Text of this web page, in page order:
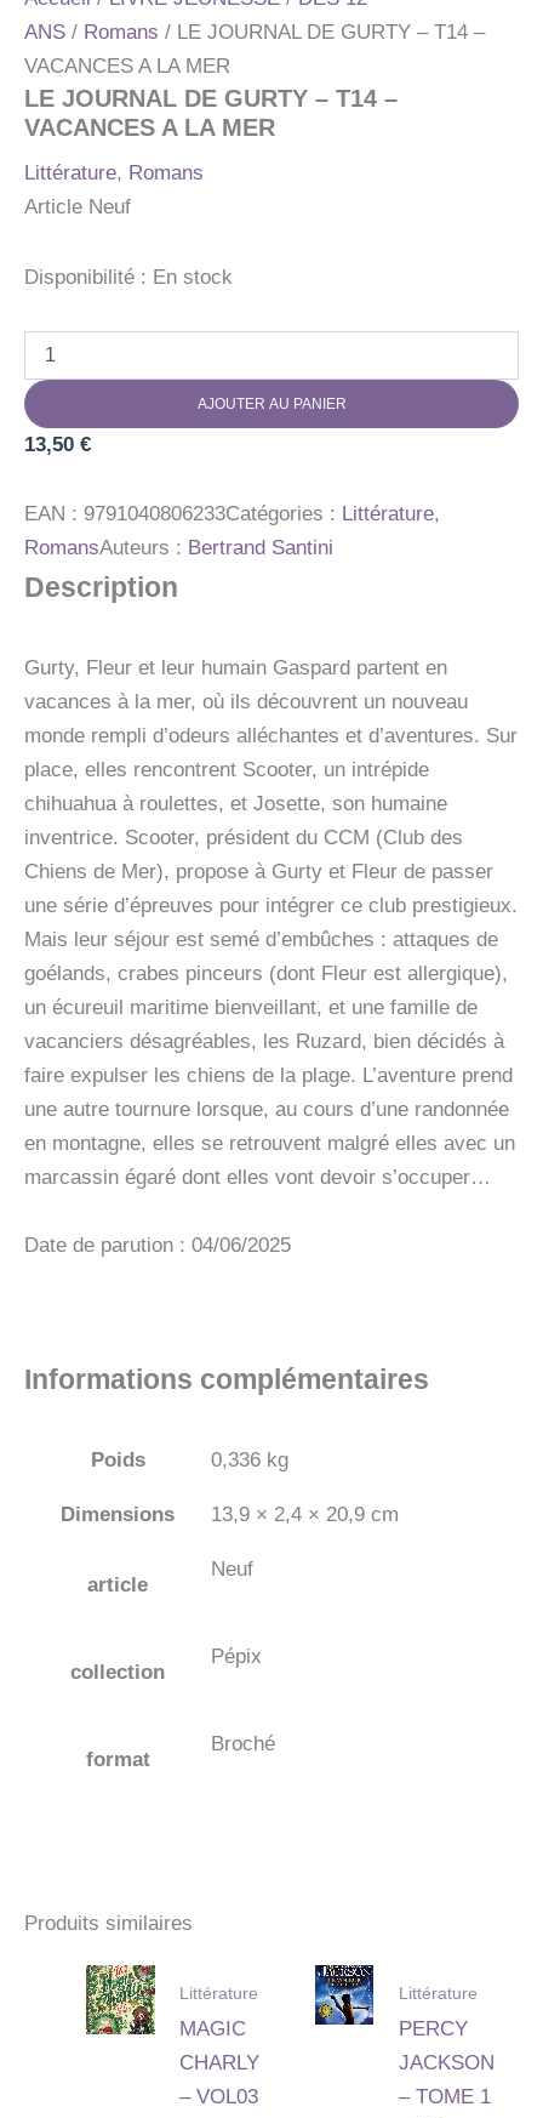
ANS / Romans / LE JOURNAL DE GURTY – T14 –
VACANCES A LA MER
LE JOURNAL DE GURTY – T14 –
VACANCES A LA MER
Littérature, Romans
Article Neuf
Disponibilité : En stock
LE
JOURNAL
DE
T14
-
VACANCES
A
AJOUTER AU PANIER
13,50 €
EAN : 9791040806233Catégories : Littérature,
RomansAuteurs : Bertrand Santini
Description
Gurty, Fleur et leur humain Gaspard partent en
vacances à la mer, où ils découvrent un nouveau
monde rempli d’odeurs alléchantes et d’aventures. Sur
place, elles rencontrent Scooter, un intrépide
chihuahua à roulettes, et Josette, son humaine
inventrice. Scooter, président du CCM (Club des
Chiens de Mer), propose à Gurty et Fleur de passer
une série d’épreuves pour intégrer ce club prestigieux.
Mais leur séjour est semé d’embûches : attaques de
goélands, crabes pinceurs (dont Fleur est allergique),
un écureuil maritime bienveillant, et une famille de
vacanciers désagréables, les Ruzard, bien décidés à
faire expulser les chiens de la plage. L’aventure prend
une autre tournure lorsque, au cours d’une randonnée
en montagne, elles se retrouvent malgré elles avec un
marcassin égaré dont elles vont devoir s’occuper…
Date de parution : 04/06/2025
Informations complémentaires
Poids 0,336 kg
Dimensions 13,9 × 2,4 × 20,9 cm
article
Neuf
collection
Pépix
format
Broché
Produits similaires
Littérature
MAGIC
CHARLY
– VOL03
Littérature
PERCY
JACKSON
– TOME 1